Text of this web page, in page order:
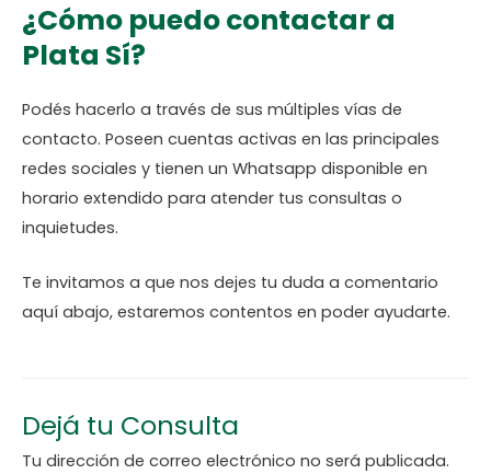
¿Cómo puedo contactar a
Plata Sí?
Podés hacerlo a través de sus múltiples vías de
contacto. Poseen cuentas activas en las principales
redes sociales y tienen un Whatsapp disponible en
horario extendido para atender tus consultas o
inquietudes.
Te invitamos a que nos dejes tu duda a comentario
aquí abajo, estaremos contentos en poder ayudarte.
Dejá tu Consulta
Tu dirección de correo electrónico no será publicada.